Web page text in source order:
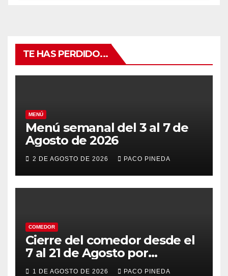
TE HAS PERDIDO...
MENÚ
Menú semanal del 3 al 7 de
Agosto de 2026
2 DE AGOSTO DE 2026 PACO PINEDA
COMEDOR
Cierre del comedor desde el
7 al 21 de Agosto por
vacaciones
1 DE AGOSTO DE 2026 PACO PINEDA